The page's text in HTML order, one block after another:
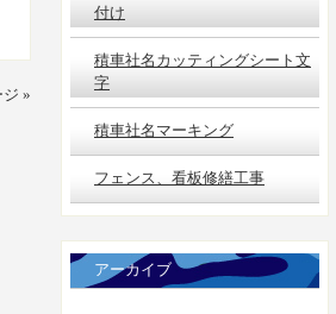
»
付け
積車社名カッティングシート文
字
積車社名マーキング
フェンス、看板修繕工事
アーカイブ